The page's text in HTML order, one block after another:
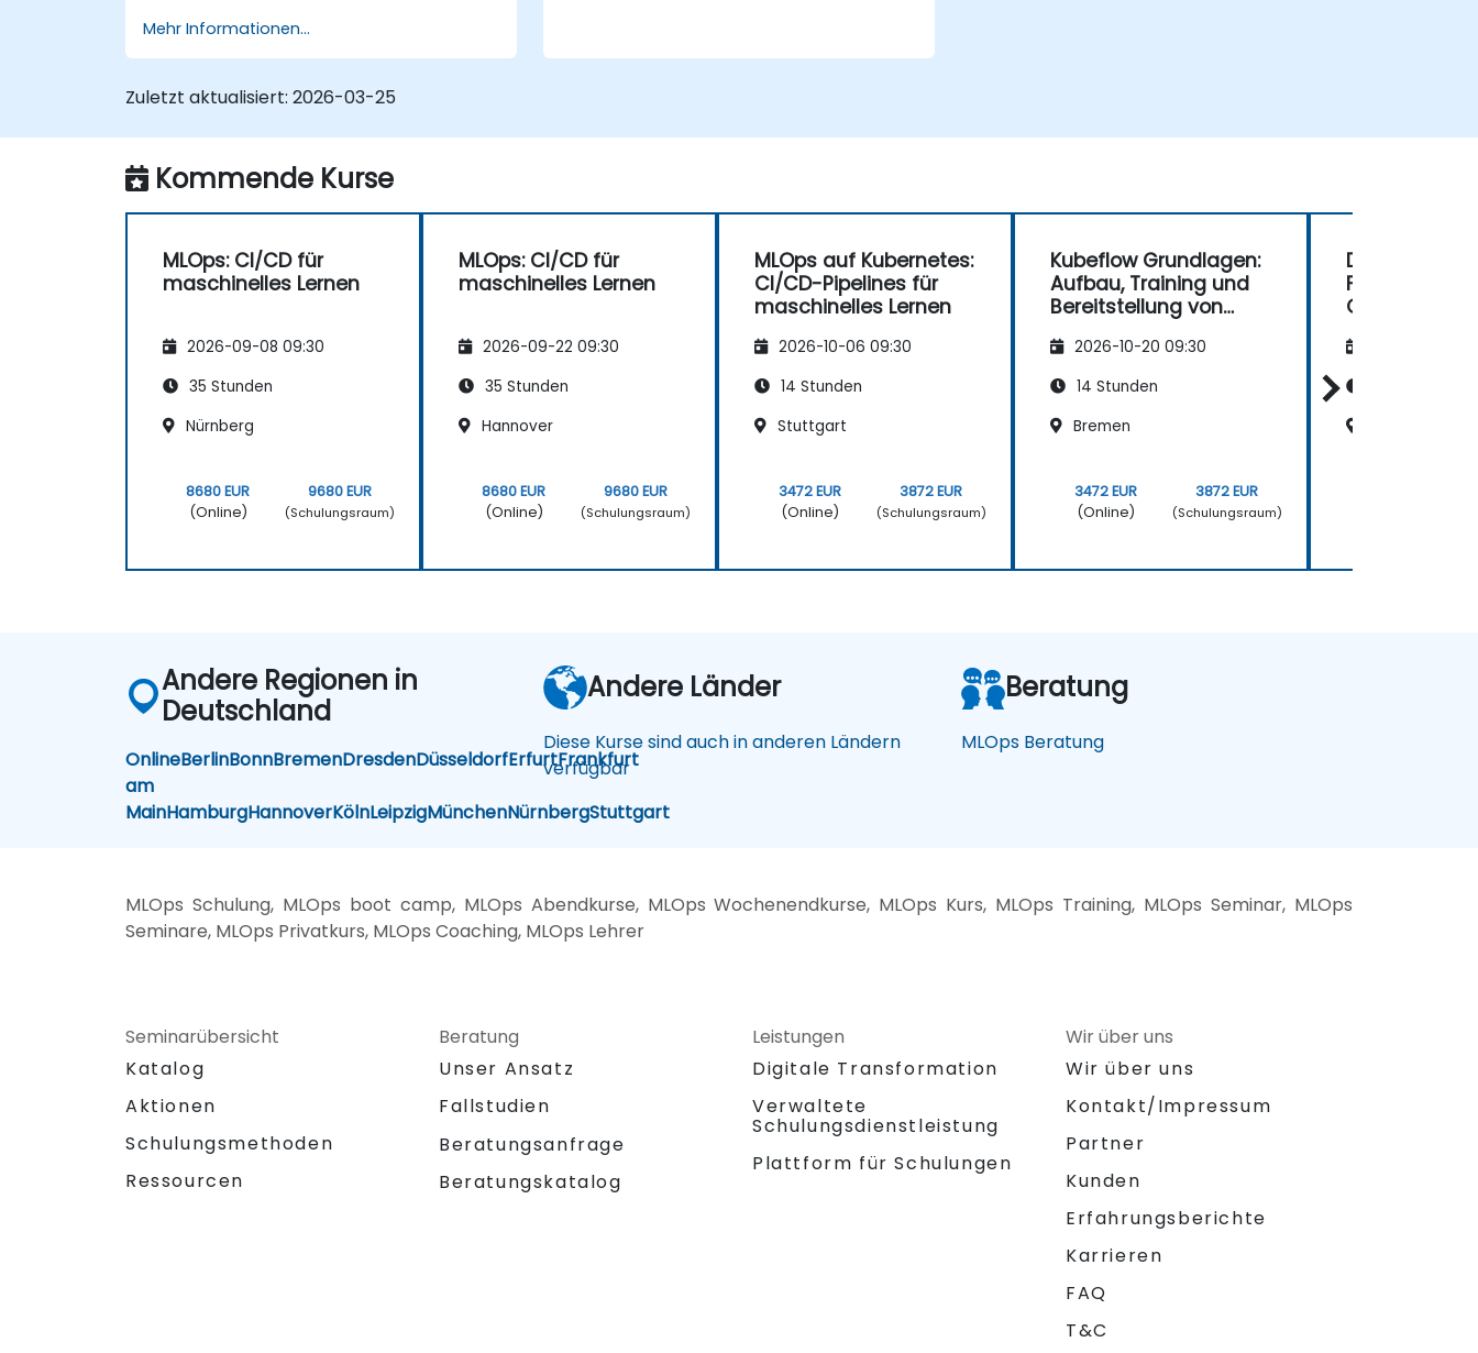
Mehr Informationen...
maschinellen Lernens so zu
Zuletzt aktualisiert: 2026-03-25
Kommende Kurse
MLOps: CI/CD für
maschinelles Lernen
2026-09-08 09:30
35 Stunden
Nürnberg
8680 EUR
(Online)
9680 EUR
(Schulungsraum)
MLOps: CI/CD für
maschinelles Lernen
2026-09-22 09:30
35 Stunden
Hannover
8680 EUR
(Online)
9680 EUR
(Schulungsraum)
MLOps auf Kubernetes:
CI/CD-Pipelines für
maschinelles Lernen
2026-10-06 09:30
14 Stunden
Stuttgart
3472 EUR
(Online)
3872 EUR
(Schulungsraum)
Kubeflow Grundlagen:
Aufbau, Training und
Bereitstellung von
Kubernetes
2026-10-20 09:30
14 Stunden
Bremen
3472 EUR
(Online)
3872 EUR
(Schulungsraum)
DeepSeek:
Optimierung
Modellen
Andere Regionen in
Deutschland
OnlineBerlinBonnBremenDresdenDüsseldorfErfurtFrankfurt
am
MainHamburgHannoverKölnLeipzigMünchenNürnbergStuttgart
Andere Länder
Diese Kurse sind auch in anderen Ländern
verfügbar
Beratung
MLOps Beratung
MLOps Schulung, MLOps boot camp, MLOps Abendkurse, MLOps Wochenendkurse, MLOps Kurs, MLOps Training, MLOps Seminar, MLOps
Seminare, MLOps Privatkurs, MLOps Coaching, MLOps Lehrer
Seminarübersicht
Katalog
Aktionen
Schulungsmethoden
Ressourcen
Beratung
Unser Ansatz
Fallstudien
Beratungsanfrage
Beratungskatalog
Leistungen
Digitale Transformation
Verwaltete
Schulungsdienstleistung
Plattform für Schulungen
Wir über uns
Wir über uns
Kontakt/Impressum
Partner
Kunden
Erfahrungsberichte
Karrieren
FAQ
T&C